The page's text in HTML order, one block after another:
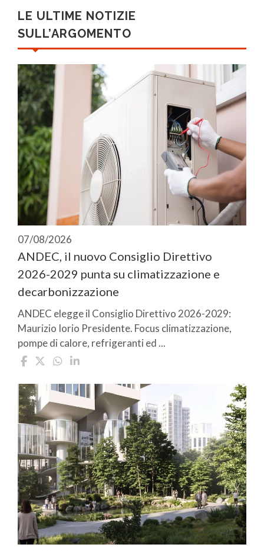
LE ULTIME NOTIZIE
SULL’ARGOMENTO
07/08/2026
ANDEC, il nuovo Consiglio Direttivo
2026-2029 punta su climatizzazione e
decarbonizzazione
ANDEC elegge il Consiglio Direttivo 2026-2029:
Maurizio Iorio Presidente. Focus climatizzazione,
pompe di calore, refrigeranti ed ...